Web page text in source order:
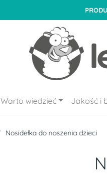
Warto wiedzieć Jakość i
Nosidełka do noszenia dzieci